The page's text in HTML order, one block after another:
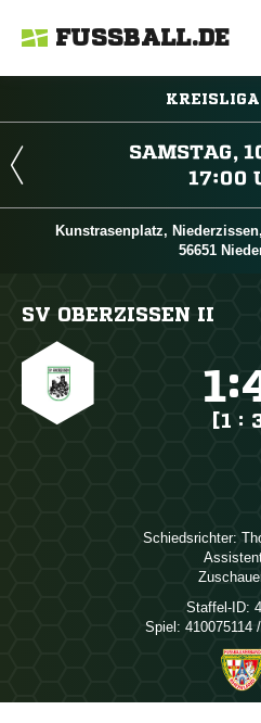
FUSSBALL.DE


Kunstrasenplatz,
56651
SV OBERZISSEN II
:
[1 :
Schiedsrichter:
Staffel-ID:
Spiel: 410075114